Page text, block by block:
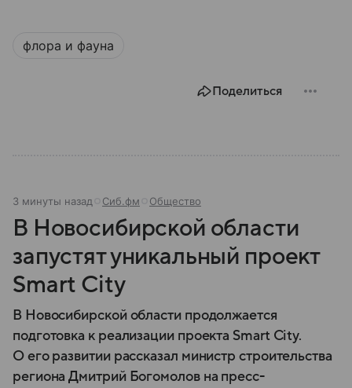
флора и фауна
Поделиться
3 минуты назад Сиб.фм Общество
В Новосибирской области
запустят уникальный проект
Smart City
В Новосибирской области продолжается
подготовка к реализации проекта Smart City.
О его развитии рассказал министр строительства
региона Дмитрий Богомолов на пресс-